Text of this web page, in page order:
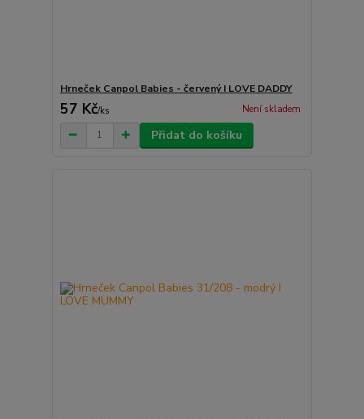
Hrneček Canpol Babies - červený I LOVE DADDY
57 Kč/ks Není skladem
Přidat do košíku